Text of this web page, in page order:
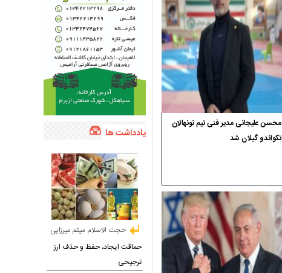
محسن علیجانی مدیر فنی تیم نونهالان
تکواندو گیلان شد
یادداشت ها
حجت الاسلام میثم میرزایی
حماقت ایجاد، حفظ و حذف ارز
ترجیحی